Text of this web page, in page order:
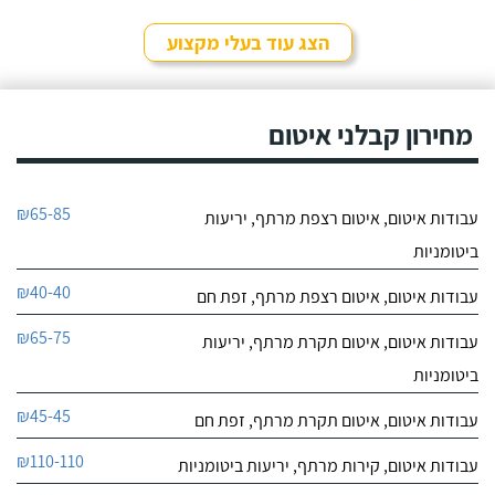
לפרטי העסק
9.7
נהניתי להשתמש בשירותיו
שנים כי כל הזמן היה שם
לפרטי העסק
9.7 חוות דעת
נילאי ביצע עבורי
עבודת איטום גג בניין
דרך המלצה והוא גם נתן לי
את הצעת המחיר הכי
אטרקטיבית מבין כל בעלי
המקצוע האחרים שבדקתי.
קודם כל נילאי עמד
9.6
40
הצג עוד בעלי מקצוע
מחירון קבלני איטום
עבודות איטום, איטום רצפת מרתף, יריעות
ביטומניות
₪65-85
עבודות איטום, איטום רצפת מרתף, זפת חם ₪40-40
עבודות איטום, איטום תקרת מרתף, יריעות
ביטומניות
₪65-75
עבודות איטום, איטום תקרת מרתף, זפת חם ₪45-45
עבודות איטום, קירות מרתף, יריעות ביטומניות ₪110-110